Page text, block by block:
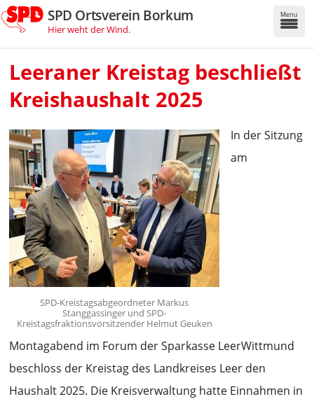
SPD Ortsverein Borkum
Hier weht der Wind.
Leeraner Kreistag beschließt
Kreishaushalt 2025
SPD-Kreistagsabgeordneter Markus
Stanggassinger und SPD-
Kreistagsfraktionsvorsitzender Helmut Geuken
In der Sitzung
am
Montagabend im Forum der Sparkasse LeerWittmund
beschloss der Kreistag des Landkreises Leer den
Haushalt 2025. Die Kreisverwaltung hatte Einnahmen in
Menu